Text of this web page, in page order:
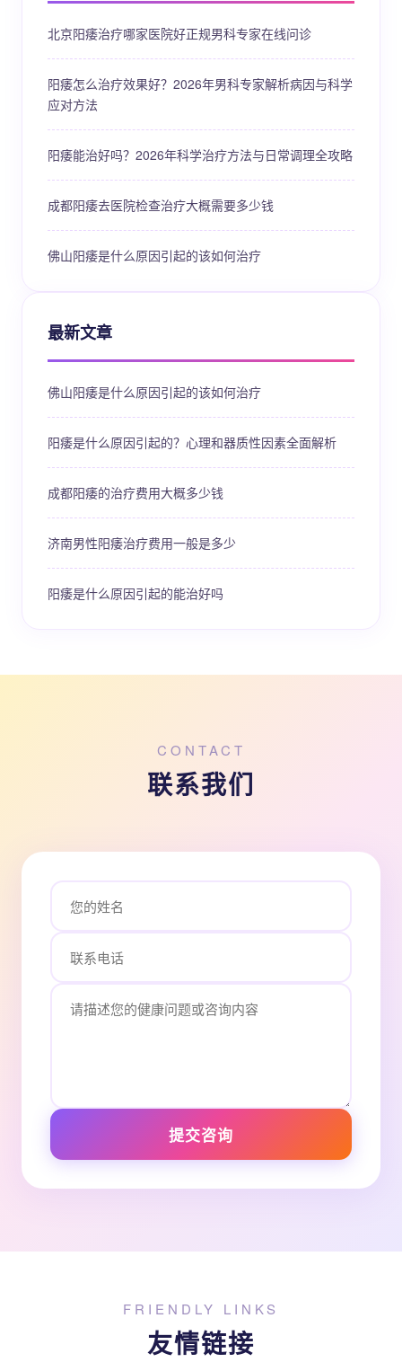
北京阳痿治疗哪家医院好正规男科专家在线问诊
阳痿怎么治疗效果好？2026年男科专家解析病因与科学
应对方法
阳痿能治好吗？2026年科学治疗方法与日常调理全攻略
成都阳痿去医院检查治疗大概需要多少钱
佛山阳痿是什么原因引起的该如何治疗
最新文章
佛山阳痿是什么原因引起的该如何治疗
阳痿是什么原因引起的？心理和器质性因素全面解析
成都阳痿的治疗费用大概多少钱
济南男性阳痿治疗费用一般是多少
阳痿是什么原因引起的能治好吗
CONTACT
联系我们
提交咨询
FRIENDLY LINKS
友情链接